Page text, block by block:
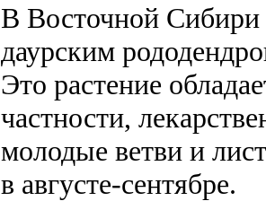
В Восточной Сибири
даурским
Это растение
частности,
молодые ветви и
в августе-сентябре.